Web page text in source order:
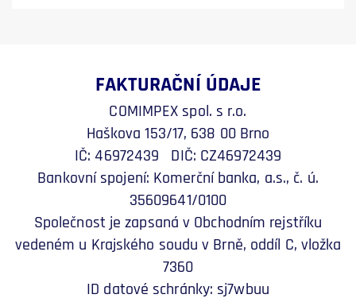
FAKTURAČNÍ ÚDAJE
COMIMPEX spol. s r.o.
Haškova 153/17, 638 00 Brno
IČ: 46972439 DIČ: CZ46972439
Bankovní spojení: Komerční banka, a.s., č. ú.
35609641/0100
Společnost je zapsaná v Obchodním rejstříku
vedeném u Krajského soudu v Brně, oddíl C, vložka
7360
ID datové schránky: sj7wbuu